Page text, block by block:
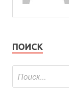
ПОИСК